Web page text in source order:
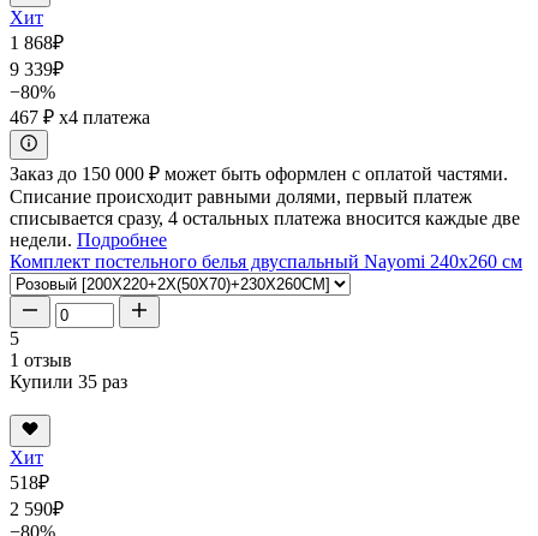
Хит
1 868₽
9 339₽
−80%
467 ₽ x4 платежа
Заказ до 150 000 ₽ может быть оформлен с оплатой частями.
Списание происходит равными долями, первый платеж
списывается сразу, 4 остальных платежа вносится каждые две
недели. Подробнее
Комплект постельного белья двуспальный Nayomi 240x260 см
5
1 отзыв
Купили 35 раз
Хит
518₽
2 590₽